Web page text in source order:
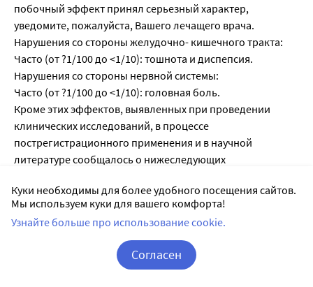
побочный эффект принял серьезный характер,
уведомите, пожалуйста, Вашего лечащего врача.
Нарушения со стороны желудочно- кишечного тракта:
Часто (от ?1/100 до <1/10): тошнота и диспепсия.
Нарушения со стороны нервной системы:
Часто (от ?1/100 до <1/10): головная боль.
Кроме этих эффектов, выявленных при проведении
клинических исследований, в процессе
пострегистрационного применения и в научной
литературе сообщалось о нижеследующих
недостаточно, чтобы оценить их частоту.
Нарушения со стороны иммунной системы:
реакция гиперчувствительности, в том числе
анафилактическая реакция.
Нарушения со стороны желудочно-кишечного тракта:
Куки необходимы для более удобного посещения сайтов.
Мы используем куки для вашего комфорта!
Узнайте больше про использование cookie.
Согласен